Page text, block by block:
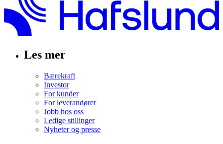
Les mer
Bærekraft
Investor
For kunder
For leverandører
Jobb hos oss
Ledige stillinger
Nyheter og presse